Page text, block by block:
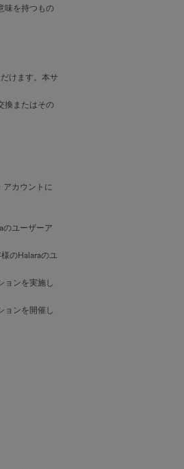
味を持つもの
けます。本サ
換またはその
アカウントに
のユーザーア
のHalaraのユ
ョンを実施し
ョンを開催し